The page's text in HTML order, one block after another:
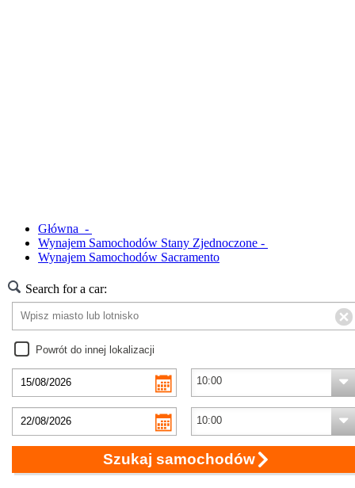
Główna -
Wynajem Samochodów Stany Zjednoczone -
Wynajem Samochodów Sacramento
Search for a car:
Powrót do innej lokalizacji
Szukaj samochodów